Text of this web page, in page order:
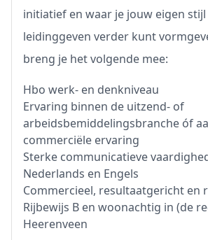
initiatief en waar je jouw eigen stijl
leidinggeven verder kunt
breng je het volgende mee:
Hbo werk- en denkniveau
Ervaring binnen de uitzend- of
arbeidsbemiddelingsbranche óf
commerciële ervaring
Sterke communicatieve
Nederlands en Engels
Commercieel, resultaatgericht en
Rijbewijs B en woonachtig in (de
Heerenveen